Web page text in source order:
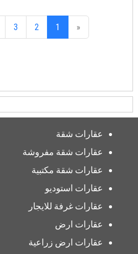
«
1
2
3
عقارات شقة
عقارات شقة مفروشة
عقارات شقة مكتبية
عقارات استوديو
عقارات غرفة للايجار
عقارات ارض
عقارات ارض زراعية